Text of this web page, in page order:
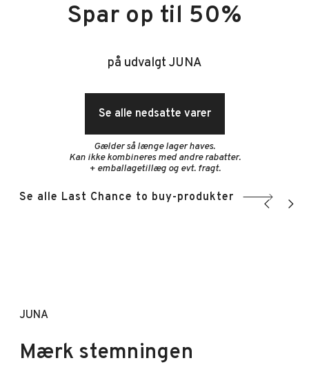
Spar op til 50%
på udvalgt JUNA
Se alle nedsatte varer
Gælder så længe lager haves.
Kan ikke kombineres med andre rabatter.
+ emballagetillæg og evt. fragt.
Se alle Last Chance to buy-produkter
Vis tidligere
Vis
JUNA
Mærk stemningen